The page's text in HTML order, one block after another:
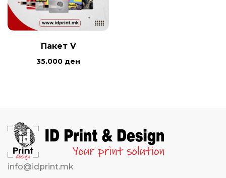
Пакет V
35.000 ден
info@idprint.mk